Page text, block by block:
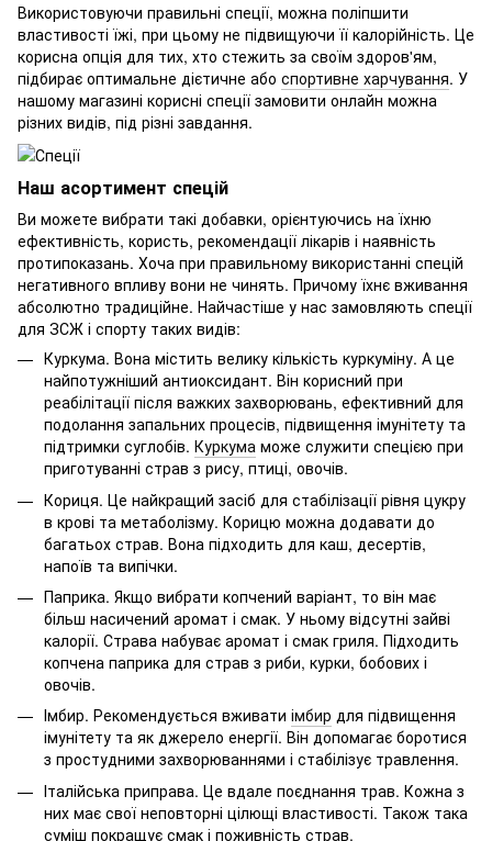
Використовуючи правильні спеції, можна поліпшити
властивості їжі, при цьому не підвищуючи її калорійність. Це
корисна опція для тих, хто стежить за своїм здоров'ям,
підбирає оптимальне дієтичне або спортивне харчування. У
нашому магазині корисні спеції замовити онлайн можна
різних видів, під різні завдання.
Наш асортимент спецій
Ви можете вибрати такі добавки, орієнтуючись на їхню
ефективність, користь, рекомендації лікарів і наявність
протипоказань. Хоча при правильному використанні спецій
негативного впливу вони не чинять. Причому їхнє вживання
абсолютно традиційне. Найчастіше у нас замовляють спеції
для ЗСЖ і спорту таких видів:
Куркума. Вона містить велику кількість куркуміну. А це
найпотужніший антиоксидант. Він корисний при
реабілітації після важких захворювань, ефективний для
подолання запальних процесів, підвищення імунітету та
підтримки суглобів. Куркума може служити спецією при
приготуванні страв з рису, птиці, овочів.
Кориця. Це найкращий засіб для стабілізації рівня цукру
в крові та метаболізму. Корицю можна додавати до
багатьох страв. Вона підходить для каш, десертів,
напоїв та випічки.
Паприка. Якщо вибрати копчений варіант, то він має
більш насичений аромат і смак. У ньому відсутні зайві
калорії. Страва набуває аромат і смак гриля. Підходить
копчена паприка для страв з риби, курки, бобових і
овочів.
Імбир. Рекомендується вживати імбир для підвищення
імунітету та як джерело енергії. Він допомагає боротися
з простудними захворюваннями і стабілізує травлення.
Італійська приправа. Це вдале поєднання трав. Кожна з
них має свої неповторні цілющі властивості. Також така
суміш покращує смак і поживність страв.